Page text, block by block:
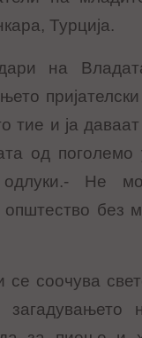
Турција.
на
тие и ја
од
одлуки.- Не
без
се соочува